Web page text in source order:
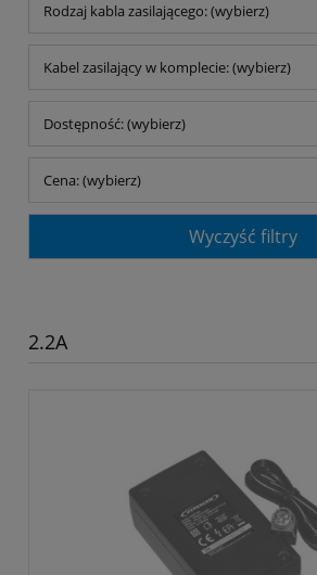
Rodzaj kabla zasilającego: (wybierz)
Kabel zasilający w komplecie: (wybierz)
Dostępność: (wybierz)
Cena: (wybierz)
Wyczyść filtry
2.2A